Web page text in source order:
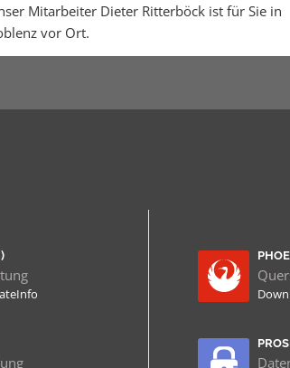
Mitarbeiter Dieter Ritterböck ist für Sie in
vor Ort.